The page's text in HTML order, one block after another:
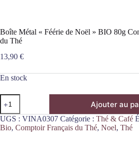
Boîte Métal « Féérie de Noël » BIO 80g
du Thé
13,90 €
En stock
quantité
de
Boîte
Métal
"Féérie
Ajouter au
UGS : VINA0307 Catégorie : Thé & Café
Bio, Comptoir Français du Thé, Noel, Thé